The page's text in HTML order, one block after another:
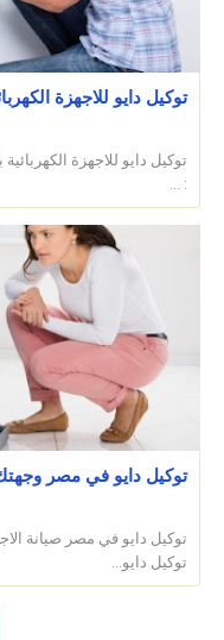
توكيل دايو للاجهزة
توكيل دايو للاجهزة
: …
توكيل دايو في مصر وجهتك
توكيل دايو في مصر صيانة
توكيل دايو…